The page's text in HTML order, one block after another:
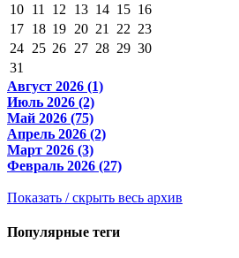
10 11 12 13 14 15 16
17 18 19 20 21 22 23
24 25 26 27 28 29 30
31
Август 2026 (1)
Июль 2026 (2)
Май 2026 (75)
Апрель 2026 (2)
Март 2026 (3)
Февраль 2026 (27)
Показать / скрыть весь архив
Популярные теги